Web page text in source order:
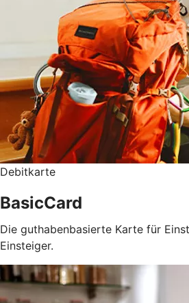
Debitkarte
BasicCard
Die guthabenbasierte Karte für
Einsteiger.